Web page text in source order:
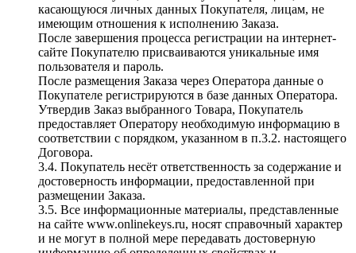
касающуюся личных данных Покупателя, лицам, не
имеющим отношения к исполнению Заказа.
После завершения процесса регистрации на интернет-
сайте Покупателю присваиваются уникальные имя
пользователя и пароль.
После размещения Заказа через Оператора данные о
Покупателе регистрируются в базе данных Оператора.
Утвердив Заказ выбранного Товара, Покупатель
предоставляет Оператору необходимую информацию в
соответствии с порядком, указанном в п.3.2. настоящего
Договора.
3.4. Покупатель несёт ответственность за содержание и
достоверность информации, предоставленной при
размещении Заказа.
3.5. Все информационные материалы, представленные
на сайте www.onlinekeys.ru, носят справочный характер
и не могут в полной мере передавать достоверную